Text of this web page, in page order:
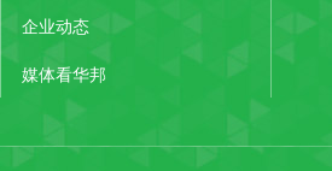
企业动态
媒体看华邦